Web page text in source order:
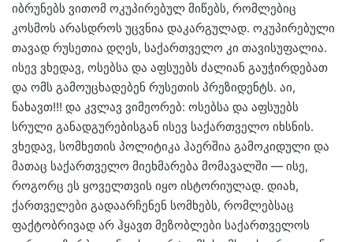
იბრუნებს ვითომ ოკუპირებულ მიწებს, რომლებიც
კოსმოს არასდროს უცვნია დაკარგულად. ოკუპირებული
თავად რუსეთია დღეს, საქართველო კი თავისუფალია.
ისევ ვხედავ, ოსებსა და აფსუებს ძალიან გაუჭირდებათ
და ომს გამოუცხადებენ რუსეთის პრეზიდენტს. აი,
ნახავთ!!! და კვლავ ვიმეორებ: ოსებსა და აფსუებს
სრული განადგურებისგან ისევ საქართველო იხსნის.
ვხედავ, სომხეთის პოლიტიკა ჰაერშია გამოკიდული და
მათაც საქართველო მიეხმარება მომავალში — ისე,
როგორც ეს ყოველთვის იყო ისტორიულად. დიახ,
ქართველები გადაარჩენენ სომხებს, რომლებსაც
ფაქტობრივად არ ჰყავთ მეზობლები საქართველოს